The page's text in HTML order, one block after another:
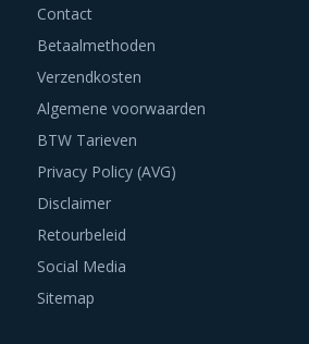
Contact
Betaalmethoden
Verzendkosten
Algemene voorwaarden
BTW Tarieven
Privacy Policy (AVG)
Disclaimer
Retourbeleid
Social Media
Sitemap